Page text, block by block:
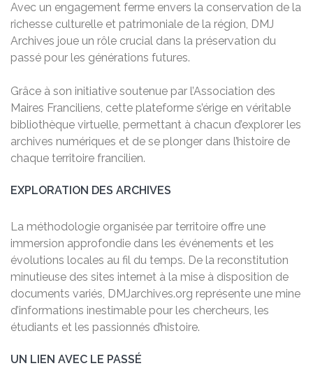
Avec un engagement ferme envers la conservation de la
richesse culturelle et patrimoniale de la région, DMJ
Archives joue un rôle crucial dans la préservation du
passé pour les générations futures.
Grâce à son initiative soutenue par l’Association des
Maires Franciliens, cette plateforme s’érige en véritable
bibliothèque virtuelle, permettant à chacun d’explorer les
archives numériques et de se plonger dans l’histoire de
chaque territoire francilien.
EXPLORATION DES ARCHIVES
La méthodologie organisée par territoire offre une
immersion approfondie dans les événements et les
évolutions locales au fil du temps. De la reconstitution
minutieuse des sites internet à la mise à disposition de
documents variés, DMJarchives.org représente une mine
d’informations inestimable pour les chercheurs, les
étudiants et les passionnés d’histoire.
UN LIEN AVEC LE PASSÉ